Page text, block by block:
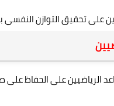
على تحقيق التوازن النفسي
الرياضيين على الحفاظ